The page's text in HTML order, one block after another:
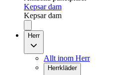
Kepsar dam
Kepsar dam
Herr
Allt inom Herr
Herrkläder